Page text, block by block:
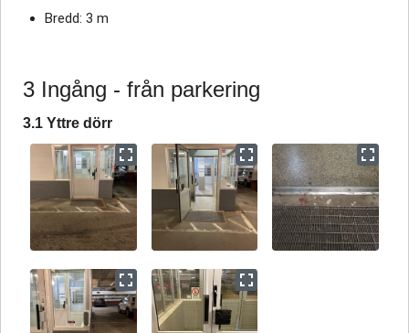
Bredd: 3 m
3 Ingång - från parkering
3.1 Yttre dörr